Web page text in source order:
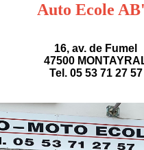
Auto Ecole
16, av. de Fumel
47500
Tel. 05 53 71 27 57